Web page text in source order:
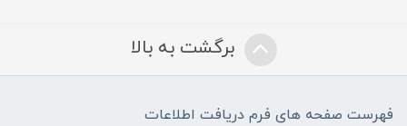
برگشت به بالا
فهرست صفحه های فرم دریافت اطلاعات